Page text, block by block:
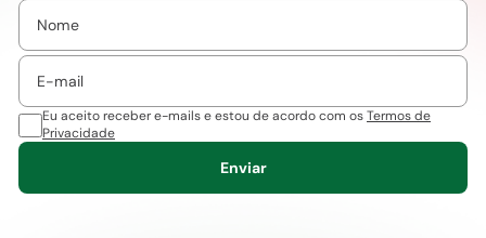
Eu aceito receber e-mails e estou de acordo com osTermos de
Privacidade
Enviar